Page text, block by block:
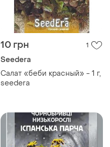
10 грн 1
Seedera
Салат «беби красный» - 1 г,
seedera